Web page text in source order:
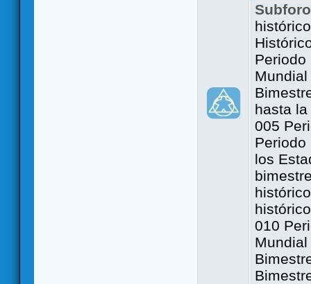
Periodo
hasta
005
Periodo
los
010